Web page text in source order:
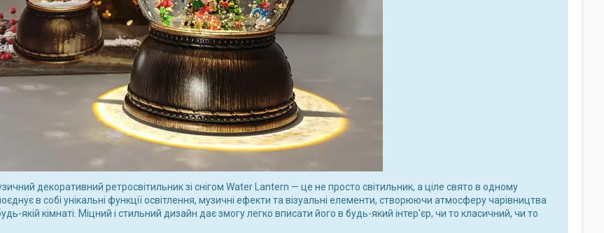
декоративний ретросвітильник зі снігом Water Lantern — це не просто світильник, а ціле свято в одному
в собі унікальні функції освітлення, музичні ефекти та візуальні елементи, створюючи атмосферу чарівництва
якій кімнаті. Міцний і стильний дизайн дає змогу легко вписати його в будь-який інтер'єр, чи то класичний, чи то